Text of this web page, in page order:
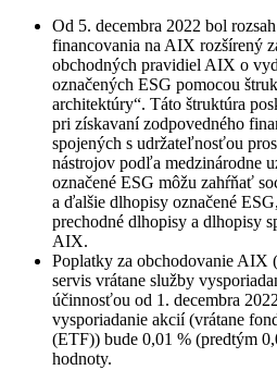
Od 5. decembra 2022 bol
financovania na AIX rozšírený
obchodných pravidiel AIX o
označených ESG pomocou
architektúry“. Táto štruktúra
pri získavaní zodpovedného
spojených s udržateľnosťou
nástrojov podľa medzinárodne
označené ESG môžu zahŕňať
a ďalšie dlhopisy označené
prechodné dlhopisy a dlhopisy
AIX.
Poplatky za obchodovanie AIX
servis vrátane služby
účinnosťou od 1. decembra
vysporiadanie akcií (vrátane
(ETF)) bude 0,01 % (predtým
hodnoty.